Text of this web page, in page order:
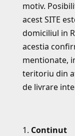
motiv.
acest SITE
domiciliul in
acestia
mentionate,
teritoriu din
de livrare
Continut